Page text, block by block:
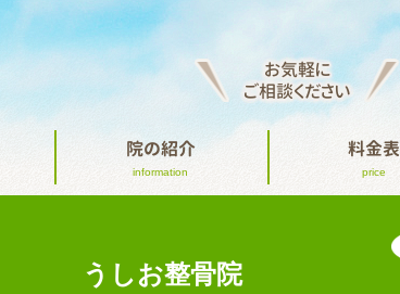
お気軽に
ご相談ください
院の紹介
information
料金表
price
うしお整骨院